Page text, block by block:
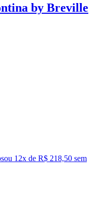
by Breville
ou 12x de R$ 218,50 sem